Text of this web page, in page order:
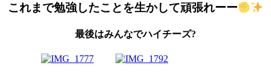
これまで勉強したことを生かして頑張れーー
最後はみんなでハイチーズ?